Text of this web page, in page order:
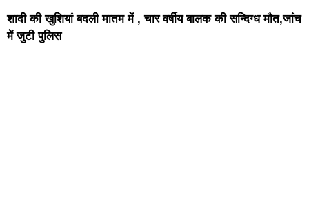
शादी की खुशियां बदली मातम में , चार वर्षीय बालक की सन्दिग्ध मौत,जांच
में जुटी पुलिस